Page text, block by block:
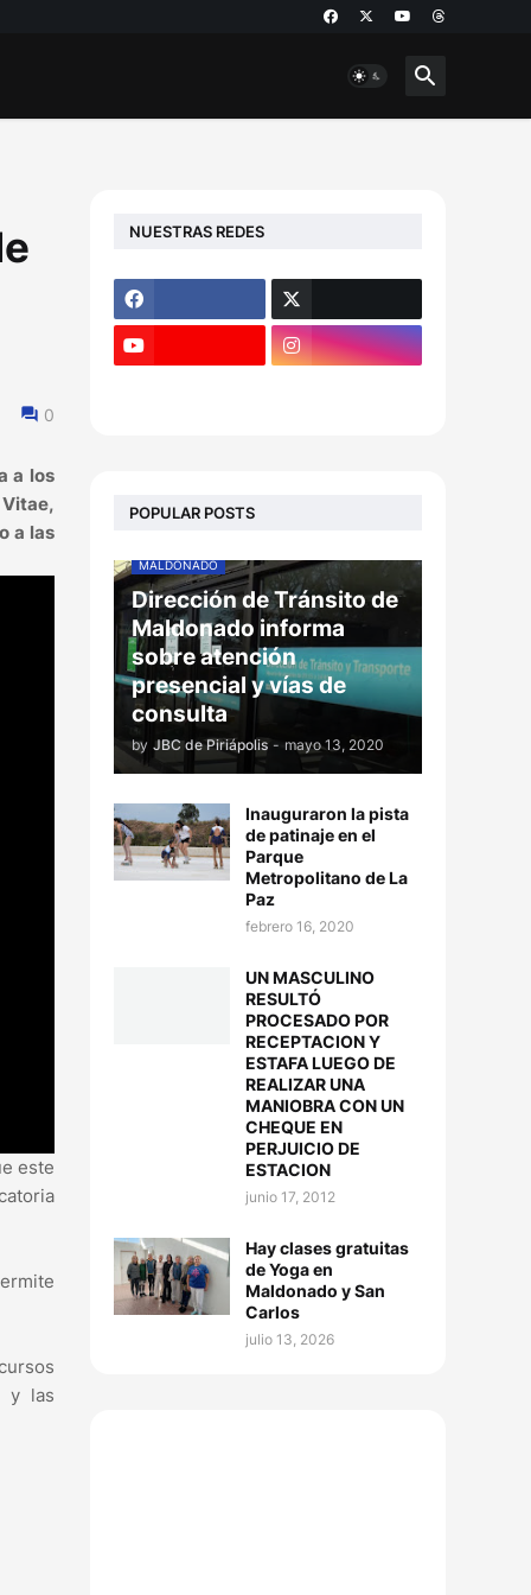
0
a los
a las
este
y las
NUESTRAS REDES
POPULAR POSTS
MALDONADO
Dirección de Tránsito de
Maldonado informa
sobre atención
presencial y vías de
consulta
by JBC de Piriápolis - mayo 13, 2020
Inauguraron la pista
de patinaje en el
Parque
Metropolitano de La
Paz
febrero 16, 2020
UN MASCULINO
RESULTÓ
PROCESADO POR
RECEPTACION Y
ESTAFA LUEGO DE
REALIZAR UNA
MANIOBRA CON UN
CHEQUE EN
PERJUICIO DE
ESTACION
junio 17, 2012
Hay clases gratuitas
de Yoga en
Maldonado y San
Carlos
julio 13, 2026